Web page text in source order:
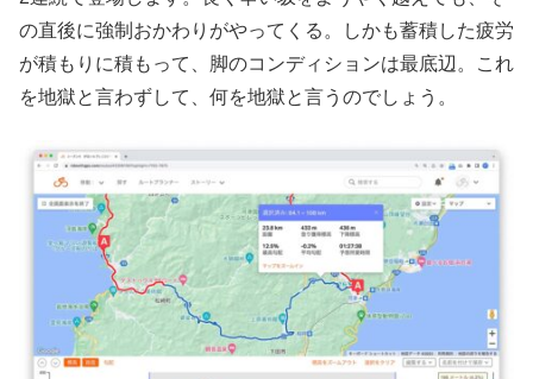
の直後に強制おかわりがやってくる。しかも蓄積した疲労
が積もりに積もって、脚のコンディションは最底辺。これ
を地獄と言わずして、何を地獄と言うのでしょう。